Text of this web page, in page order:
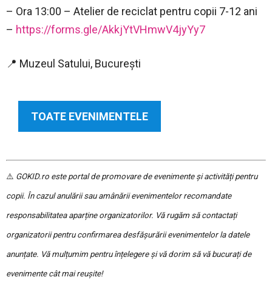
– Ora 13:00 – Atelier de reciclat pentru copii 7-12 ani
– https://forms.gle/AkkjYtVHmwV4jyYy7
📍 Muzeul Satului, București
TOATE EVENIMENTELE
⚠️ GOKID.ro este portal de promovare de evenimente și activități pentru
copii. În cazul anulării sau amânării evenimentelor recomandate
responsabilitatea aparține organizatorilor. Vă rugăm să contactați
organizatorii pentru confirmarea desfășurării evenimentelor la datele
anunțate. Vă mulțumim pentru înțelegere și vă dorim să vă bucurați de
evenimente cât mai reușite!